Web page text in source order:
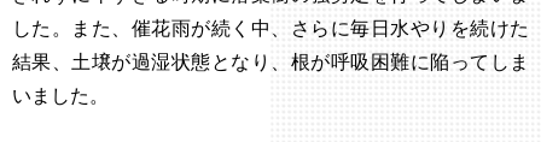
した。また、催花雨が続く中、さらに毎日水やりを続けた
結果、土壌が過湿状態となり、根が呼吸困難に陥ってしま
いました。